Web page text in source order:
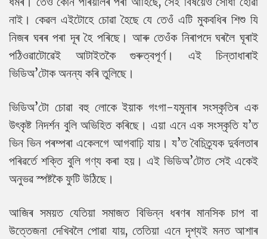
নাই। কেৱল এইটোহে চোৱা হৈছে যে তেওঁ এটি মুকবধিৰ শিশু যি
নিজৰ ঘৰৰ পৰা দূৰ হৈ পৰিছে। আৰু তেওঁক নিৰাপদে ঘৰলৈ ঘূৰাই
পঠিওৱাটোৱেই আটাইতকৈ গুৰুত্বপূৰ্ণ। এই চিন্তাধাৰাই
ভিডিঅ’টোক অনন্য কৰি তুলিছে।
ভিডিঅ’টো চোৱা বহু লোকে ইয়াক গংগা-যমুনাৰ সংস্কৃতিৰ এক
উৎকৃষ্ট নিদৰ্শন বুলি অভিহিত কৰিছে। এয়া এনে এক সংস্কৃতি য’ত
ভিন ভিন পৰম্পৰা একেলগে আগবাঢ়ি যায়। য’ত বৈচিত্ৰ্যক দুৰ্বলতাৰ
পৰিৱৰ্তে শক্তি বুলি গণ্য কৰা হয়। এই ভিডিঅ’টোত সেই একেই
অনুভৱ স্পষ্টকৈ ফুটি উঠিছে।
আজিৰ সময়ত যেতিয়া সমাজত বিভিন্ন ধৰণৰ মানসিক চাপ বা
উত্তেজনা দেখিবলৈ পোৱা যায়, তেতিয়া এনে দৃশ্যই মনত আশাৰ